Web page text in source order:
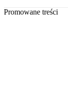
Promowane treści